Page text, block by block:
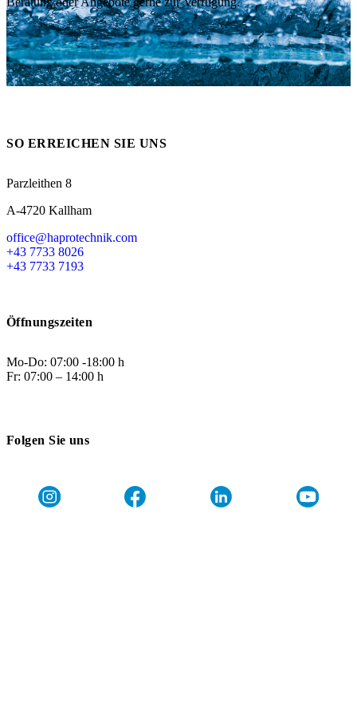
Messen
Videos / Downloads
HT Plus
Hochdruckpumpen
SO ERREICHEN SIE UNS
Parzleithen 8
A-4720 Kallham
office@haprotechnik.com
+43 7733 8026
+43 7733 7193
Öffnungszeiten
Mo-Do: 07:00 -18:00 h
Fr: 07:00 – 14:00 h
Folgen Sie uns